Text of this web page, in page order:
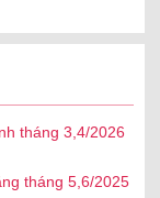
tháng 3,4/2026
tháng 5,6/2025